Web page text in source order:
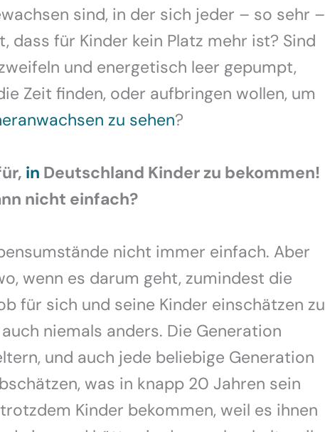
sind, in der sich jeder – so sehr –
dass für Kinder kein Platz mehr ist? Sind
und energetisch leer gepumpt,
Zeit finden, oder aufbringen wollen, um
zu sehen?
in Deutschland Kinder zu bekommen!
nicht einfach?
nicht immer einfach. Aber
wenn es darum geht, zumindest die
für sich und seine Kinder einschätzen zu
niemals anders. Die Generation
und auch jede beliebige Generation
was in knapp 20 Jahren sein
Kinder bekommen, weil es ihnen